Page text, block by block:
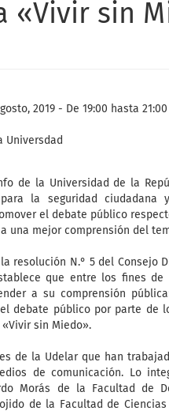
«Vivir sin
2019 - De 19:00 hasta 21:00
Universdad
de la Universidad de la
la seguridad
el debate público
una mejor comprensión del
resolución N.° 5 del Consejo
que entre los fines
a su comprensión
debate público por parte de
sin Miedo».
de la Udelar que han
de comunicación. Lo
Morás de la Facultad de
de la Facultad de